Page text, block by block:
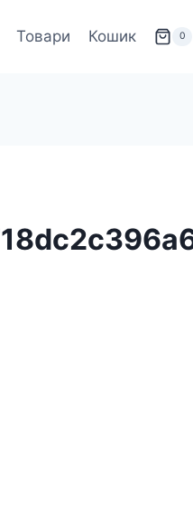
Товари Кошик 0